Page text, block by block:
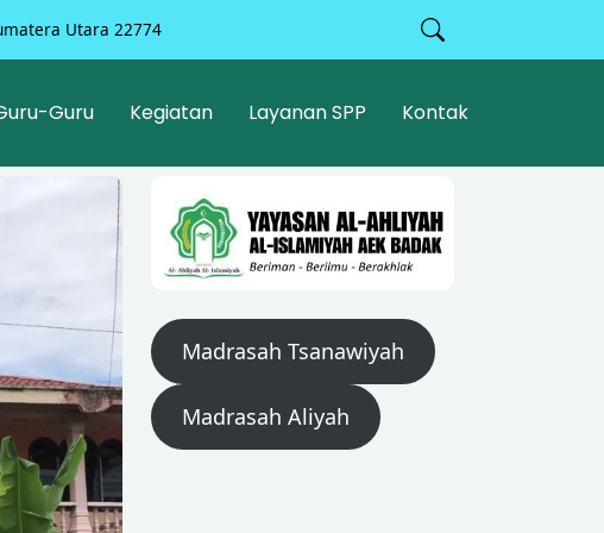
Utara 22774
Guru Kegiatan Layanan SPP Kontak
Madrasah Tsanawiyah
Madrasah Aliyah